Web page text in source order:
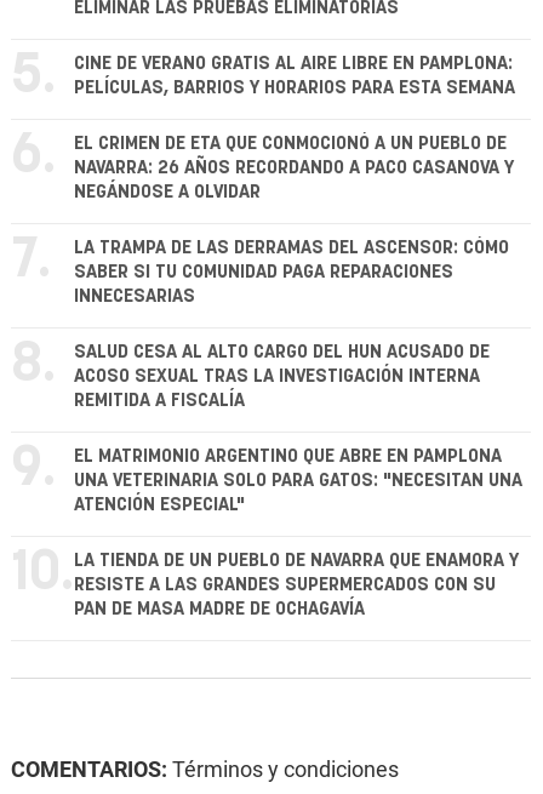
ELIMINAR LAS PRUEBAS ELIMINATORIAS
5.
CINE DE VERANO GRATIS AL AIRE LIBRE EN PAMPLONA:
PELÍCULAS, BARRIOS Y HORARIOS PARA ESTA SEMANA
6.
EL CRIMEN DE ETA QUE CONMOCIONÓ A UN PUEBLO DE
NAVARRA: 26 AÑOS RECORDANDO A PACO CASANOVA Y
NEGÁNDOSE A OLVIDAR
7.
LA TRAMPA DE LAS DERRAMAS DEL ASCENSOR: CÓMO
SABER SI TU COMUNIDAD PAGA REPARACIONES
INNECESARIAS
8.
SALUD CESA AL ALTO CARGO DEL HUN ACUSADO DE
ACOSO SEXUAL TRAS LA INVESTIGACIÓN INTERNA
REMITIDA A FISCALÍA
9.
EL MATRIMONIO ARGENTINO QUE ABRE EN PAMPLONA
UNA VETERINARIA SOLO PARA GATOS: "NECESITAN UNA
ATENCIÓN ESPECIAL"
10. LA TIENDA DE UN PUEBLO DE NAVARRA QUE ENAMORA Y
RESISTE A LAS GRANDES SUPERMERCADOS CON SU
PAN DE MASA MADRE DE OCHAGAVÍA
COMENTARIOS: Términos y condiciones